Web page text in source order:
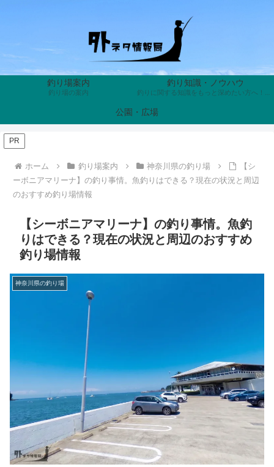
釣り場案内
釣り場の案内
釣り知識・ノウハウ
釣りに関する知識をもっと深めたい方へ！魚の生態や習性、釣り具の歴史、知って得する裏話まで、釣りにまつわる奥深い雑学を分かりやすく解説。あなたの釣果を上げ、趣味の面白さを倍増させる面白くて役に立つトリビアが満載です。
公園・広場
PR
ホーム 釣り場案内 神奈川県の釣り場
【シ
ーボニアマリーナ】の釣り事情。魚釣りはできる？現在の状況と周辺
のおすすめ釣り場情報
【シーボニアマリーナ】の釣り事情。魚釣
りはできる？現在の状況と周辺のおすすめ
釣り場情報
神奈川県の釣り場